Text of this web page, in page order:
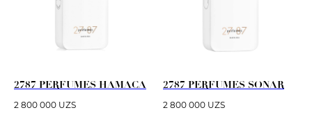
2787 PERFUMES HAMACA
2 800 000 UZS
2787 PERFUMES SONAR
2 800 000 UZS